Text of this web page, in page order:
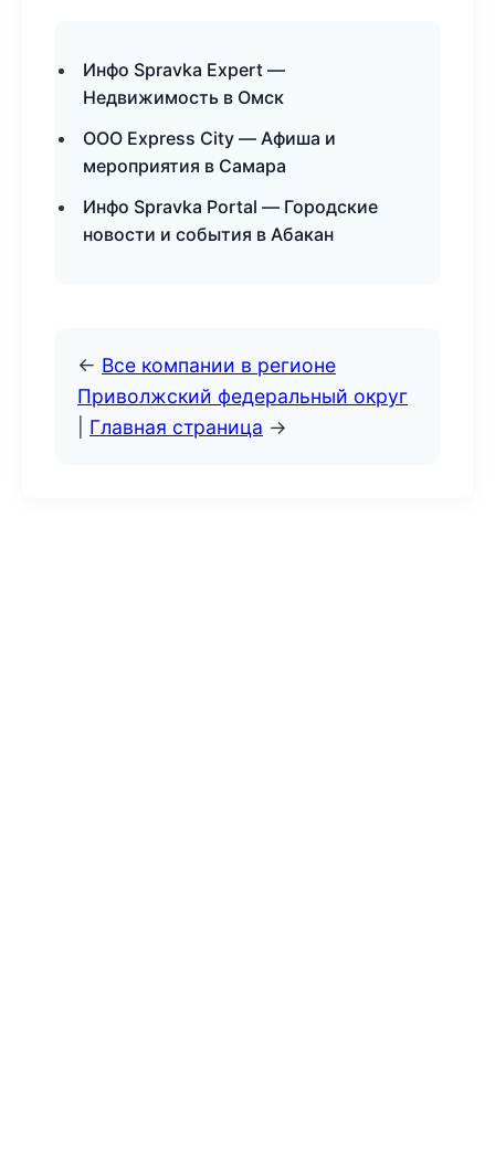
Инфо Spravka Expert —
Недвижимость в Омск
ООО Express City — Афиша и
мероприятия в Самара
Инфо Spravka Portal — Городские
новости и события в Абакан
← Все компании в регионе
Приволжский федеральный округ
Главная страница →